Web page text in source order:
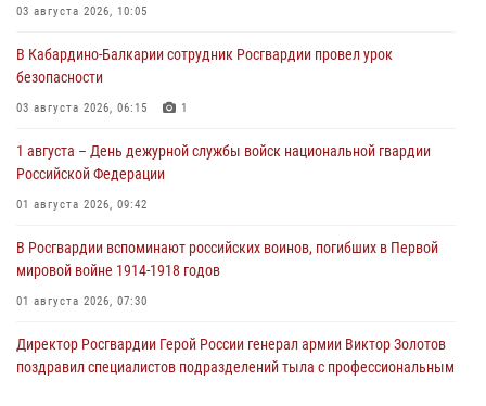
03 августа 2026, 10:05
В Кабардино‑Балкарии сотрудник Росгвардии провел урок
безопасности
03 августа 2026, 06:15 1
1 августа – День дежурной службы войск национальной гвардии
Российской Федерации
01 августа 2026, 09:42
В Росгвардии вспоминают российских воинов, погибших в Первой
мировой войне 1914-1918 годов
01 августа 2026, 07:30
Директор Росгвардии Герой России генерал армии Виктор Золотов
поздравил специалистов подразделений тыла с профессиональным